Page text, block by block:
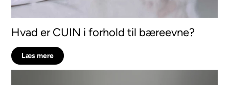
Hvad er CUIN i forhold til bæreevne?
Læs mere